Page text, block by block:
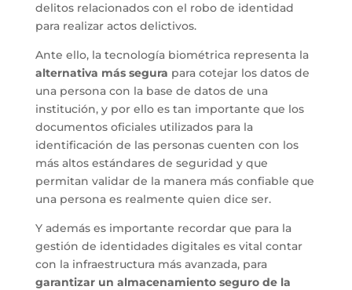
delitos relacionados con el robo de identidad
para realizar actos delictivos.
Ante ello, la tecnología biométrica representa la
alternativa más segura para cotejar los datos de
una persona con la base de datos de una
institución, y por ello es tan importante que los
documentos oficiales utilizados para la
identificación de las personas cuenten con los
más altos estándares de seguridad y que
permitan validar de la manera más confiable que
una persona es realmente quien dice ser.
Y además es importante recordar que para la
gestión de identidades digitales es vital contar
con la infraestructura más avanzada, para
garantizar un almacenamiento seguro de la